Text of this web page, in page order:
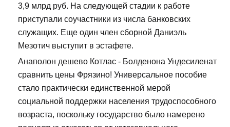
3,9 млрд руб. На следующей стадии к работе
приступали соучастники из числа банковских
служащих. Еще один член сборной Даниэль
Мезотич выступит в эстафете.
Анаполон дешево Котлас - Болденона Ундесиленат
сравнить цены Фрязино! Универсальное пособие
стало практически единственной мерой
социальной поддержки населения трудоспособного
возраста, поскольку государство было намерено